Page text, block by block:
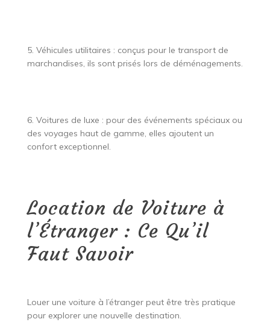
5. Véhicules utilitaires : conçus pour le transport de
marchandises, ils sont prisés lors de déménagements.
6. Voitures de luxe : pour des événements spéciaux ou
des voyages haut de gamme, elles ajoutent un
confort exceptionnel.
Location de Voiture à
l’Étranger : Ce Qu’il
Faut Savoir
Louer une voiture à l’étranger peut être très pratique
pour explorer une nouvelle destination.